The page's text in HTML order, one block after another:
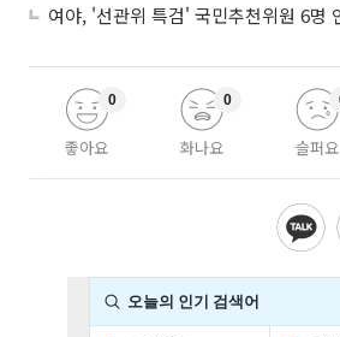
여야, '선관위 특검' 국민추천위원 6명
좋아요
0
화나요
0
슬퍼요